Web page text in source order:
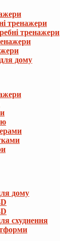
тренажери
тренажери
дому
дому
схуднення